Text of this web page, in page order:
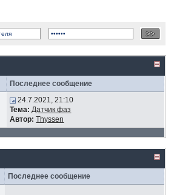
Последнее сообщение
24.7.2021, 21:10
Тема: Датчик фаз
Автор: Thyssen
Последнее сообщение